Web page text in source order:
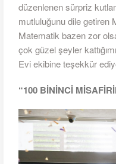
düzenlenen sürpriz
mutluluğunu dile getiren
Matematik bazen zor
çok güzel şeyler
Evi ekibine teşekkür
“100 BİNİNCİ